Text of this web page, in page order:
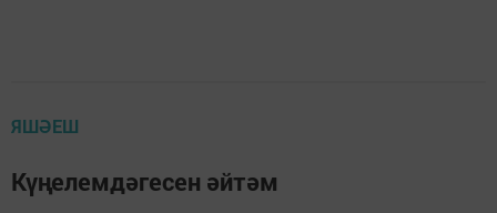
ЯШӘЕШ
Күңелемдәгесен әйтәм